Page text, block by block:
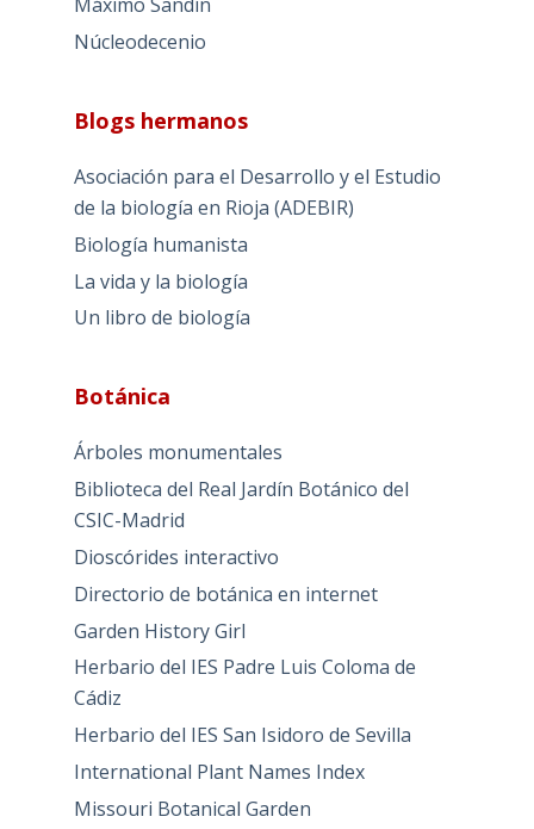
Núcleodecenio
Blogs hermanos
Asociación para el Desarrollo y el Estudio
de la biología en Rioja (ADEBIR)
Biología humanista
La vida y la biología
Un libro de biología
Botánica
Árboles monumentales
Biblioteca del Real Jardín Botánico del
CSIC-Madrid
Dioscórides interactivo
Directorio de botánica en internet
Garden History Girl
Herbario del IES Padre Luis Coloma de
Cádiz
Herbario del IES San Isidoro de Sevilla
International Plant Names Index
Missouri Botanical Garden